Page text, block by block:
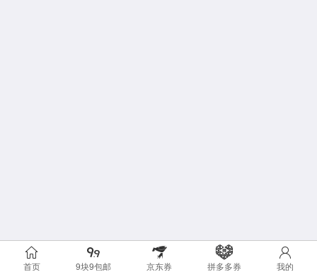
首页 9块9包邮 京东券 拼多多券 我的